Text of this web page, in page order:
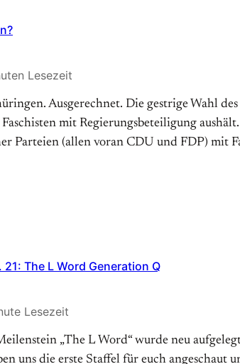
Lesezeit
Ausgerechnet. Die gestrige Wahl
mit Regierungsbeteiligung
Parteien (allen voran CDU und FDP) mit
21: The L Word Generation Q
Lesezeit
„The L Word“ wurde neu
uns die erste Staffel für euch angeschaut